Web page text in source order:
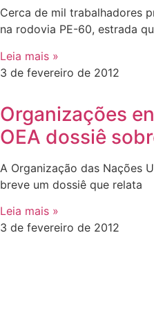
Cerca de mil trabalhadores
na rodovia PE-60, estrada
Leia mais »
3 de fevereiro de 2012
Organizações
OEA dossiê
A Organização das Nações
breve um dossiê que relata
Leia mais »
3 de fevereiro de 2012